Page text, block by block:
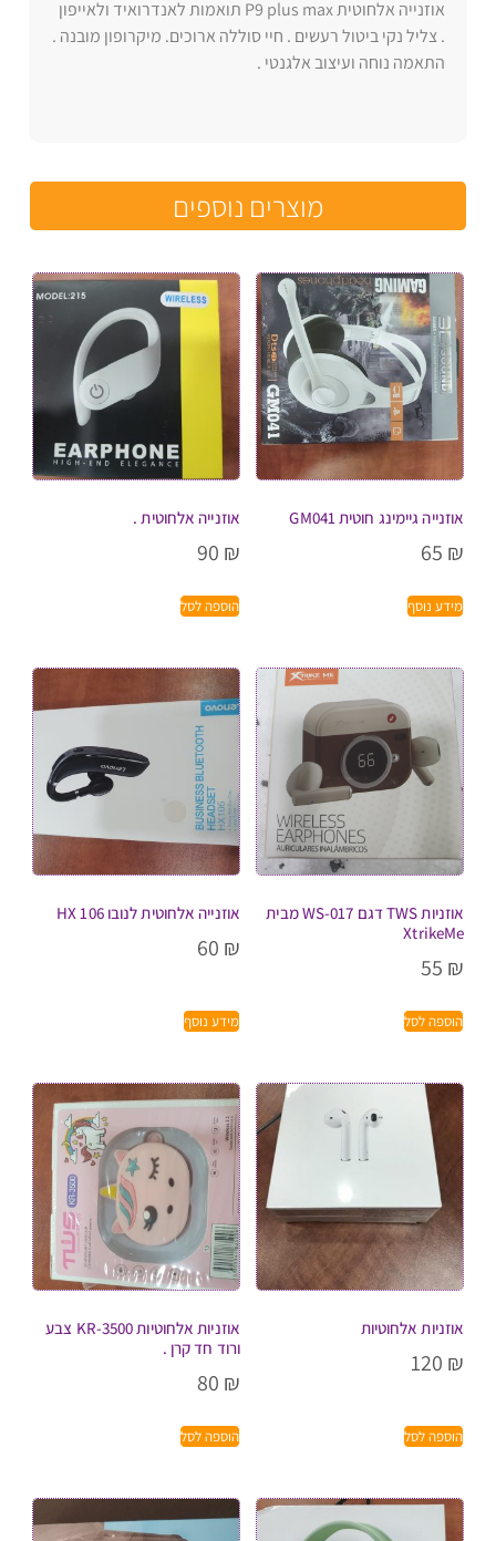
אוזנייה אלחוטית P9 plus max תואמות לאנדרואיד ולאייפון
. צליל נקי ביטול רעשים . חיי סוללה ארוכים. מיקרופון מובנה .
התאמה נוחה ועיצוב אלגנטי .
מוצרים נוספים
אוזנייה גיימינג חוטית GM041
65 ₪
מידע נוסף
אוזנייה אלחוטית .
90 ₪
הוספה לסל
אוזניות TWS דגם WS-017 מבית
XtrikeMe
55 ₪
הוספה לסל
אוזנייה אלחוטית לנובו HX 106
60 ₪
מידע נוסף
אוזניות אלחוטיות
120 ₪
הוספה לסל
אוזניות אלחוטיות KR-3500 צבע
ורוד חד קרן .
80 ₪
הוספה לסל